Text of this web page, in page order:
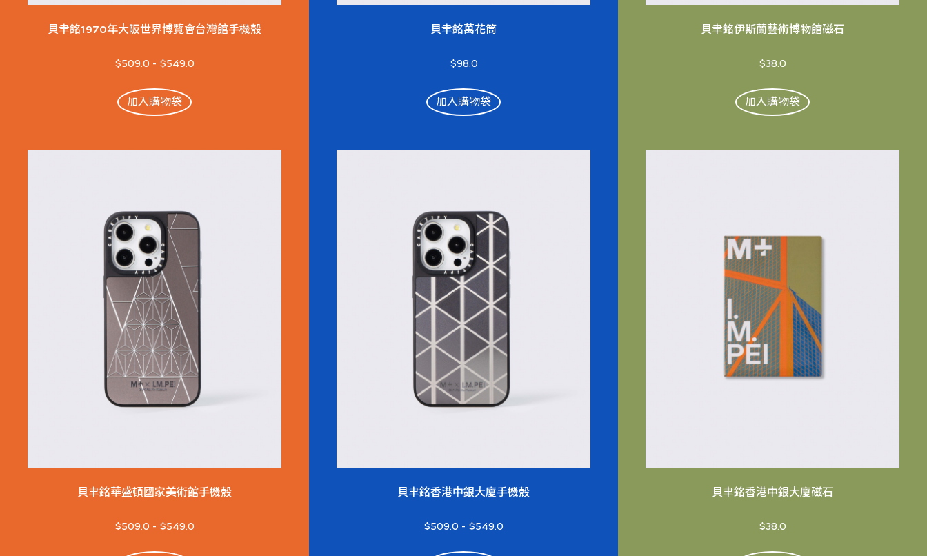
貝聿銘1970年大阪世界博覽會台灣館手機殼
$509.0 - $549.0
加入購物袋
貝聿銘萬花筒
$98.0
加入購物袋
貝聿銘伊斯蘭藝術博物館磁石
$38.0
加入購物袋
貝聿銘華盛頓國家美術館手機殼
$509.0 - $549.0
貝聿銘香港中銀大廈手機殼
$509.0 - $549.0
貝聿銘香港中銀大廈磁石
$38.0